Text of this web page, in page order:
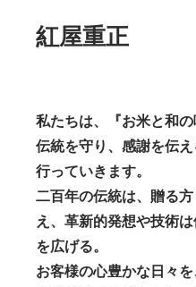
紅屋重正
私たちは、『お米と和
伝統を守り、感謝を伝
行っていきます。
二百年の伝統は、贈る
え、革新的発想や技術
を広げる。
お客様の心豊かな日々